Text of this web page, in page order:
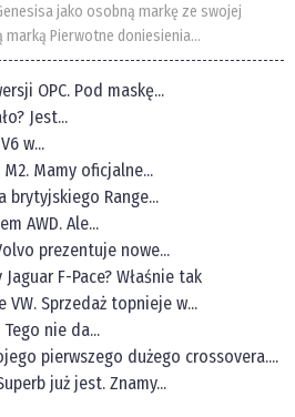
jako osobną markę ze swojej
Pierwotne doniesienia...
OPC. Pod maskę...
Jest...
w...
Mamy oficjalne...
brytyjskiego Range...
AWD. Ale...
prezentuje nowe...
F-Pace? Właśnie tak
VW. Sprzedaż topnieje w...
nie da...
pierwszego dużego crossovera....
już jest. Znamy...